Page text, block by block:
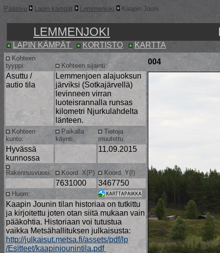
Pääsivu Lapin kämpät Lemmenjoki Kaapin Jouni
LEMMENJOKI
LAPIN KÄMPÄT KORTISTO KARTTA
Kohteen
tyyppi:
Kohteen sijainti:
004
Asuttu /
autio tila
Lemmenjoen alajuoksun
järviksi (Sotkajärvellä)
levinneen virran
luoteisrannalla runsas
kilometri Njurkulahdelta
länteen.
Kohteen
kunto:
Paikalla
käynti:
Tietoja
muutettu
Hyvässä
kunnossa
11.09.2015
Rakennusvuosi: Koord. X(P) Koord. Y(I)
7631000 3467750
Huom:
Kaapin Jounin tilan historiaa on tutkittu
ja kirjoitettu joten otan siitä mukaan vain
pääkohtia. Historiaan voi tutustua
vaikka Metsähallituksen julkaisusta:
http://julkaisut.metsa.fi/assets/pdf/lp
/Esitteet/kaapinjounintila.pdf